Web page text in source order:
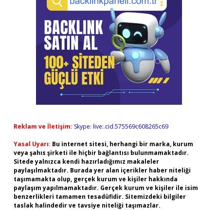
Reklam ve İletişim: Skype: live:.cid.575569c608265c69
Yasal Uyarı: Bu internet sitesi, herhangi bir marka, kurum
veya şahıs şirketi ile hiçbir bağlantısı bulunmamaktadır.
Sitede yalnızca kendi hazırladığımız makaleler
paylaşılmaktadır. Burada yer alan içerikler haber niteliği
taşımamakta olup, gerçek kurum ve kişiler hakkında
paylaşım yapılmamaktadır. Gerçek kurum ve kişiler ile isim
benzerlikleri tamamen tesadüfidir. Sitemizdeki bilgiler
taslak halindedir ve tavsiye niteliği taşımazlar.